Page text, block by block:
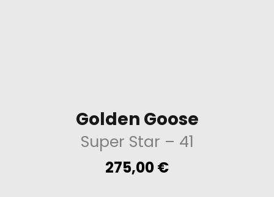
Golden Goose
Super Star – 41
275,00€